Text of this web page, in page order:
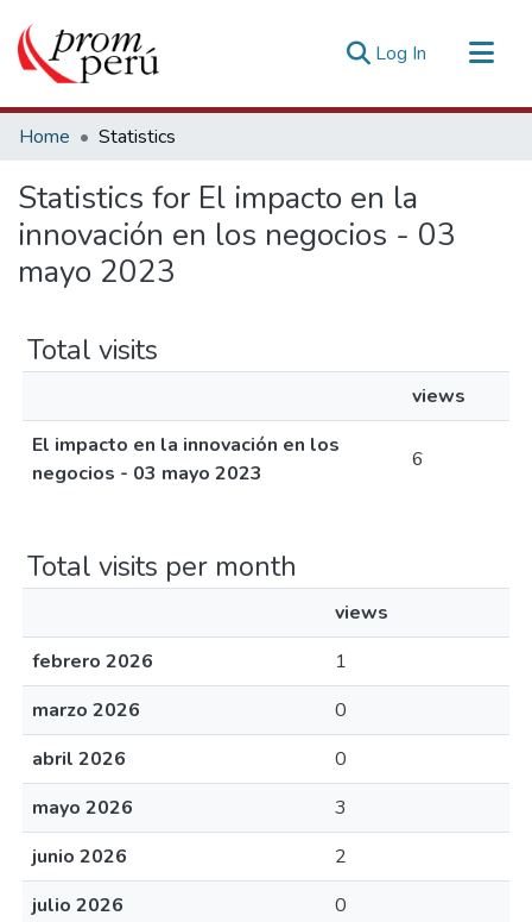
Log In (current)
Communities & Collections
Estadísticas Externas
Home Statistics
Statistics for El impacto en la
innovación en los negocios - 03
mayo 2023
Total visits
views
El impacto en la innovación en los
negocios - 03 mayo 2023
6
Total visits per month
views
febrero 2026
1
marzo 2026
0
abril 2026
0
mayo 2026
3
junio 2026
2
julio 2026
0